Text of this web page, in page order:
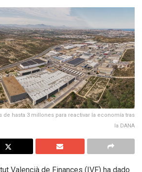
de hasta 3 millones para reactivar la economía tras
la DANA
Valencià de Finances (IVF) ha dado